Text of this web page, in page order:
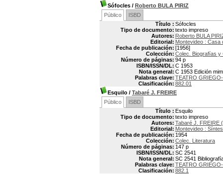
Sófocles / Roberto BULA PIRIZ
Público
ISBD
Título : Sófocles
Tipo de documento: texto impreso
Autores: Roberto BULA
Editorial: Montevideo : Casa
Fecha de publicación: [1956]
Colección: Colec. Biografías y
Número de páginas: 94 p
ISBN/ISSN/DL: C 1953
Nota general: C 1953 Edición
Palabras clave: TEATRO
Clasificación: 882.01
Esquilo / Tabaré J. FREIRE
Público
ISBD
Título : Esquilo
Tipo de documento: texto impreso
Autores: Tabaré J. FREIRE
Editorial: Montevideo :
Fecha de publicación: 1954
Colección: Colec. Literatura
Número de páginas: 147 p
ISBN/ISSN/DL: SC 2541
Nota general: SC 2541
Palabras clave: TEATRO
Clasificación: 882.1